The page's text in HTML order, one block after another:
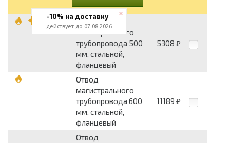
Отвод
магистрального
трубопровода 500
мм, стальной,
фланцевый
5308 ₽
Отвод
магистрального
трубопровода 600
мм, стальной,
фланцевый
11189 ₽
Отвод
-10% на доставку
действует до 07.08.2026